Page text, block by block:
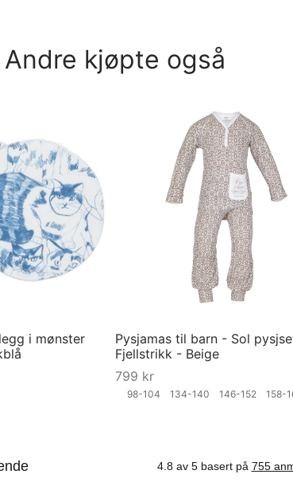
Andre kjøpte også
i mønster
Pysjamas til barn - Sol
Fjellstrikk - Beige
799 kr
98-104 134-140 146-152 158-